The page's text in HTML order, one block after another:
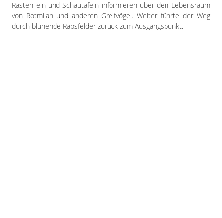
Rasten ein und Schautafeln informieren über den Lebensraum
von Rotmilan und anderen Greifvögel. Weiter führte der Weg
durch blühende Rapsfelder zurück zum Ausgangspunkt.